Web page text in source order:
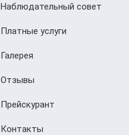
Наблюдательный совет
Платные услуги
Галерея
Отзывы
Прейскурант
Контакты